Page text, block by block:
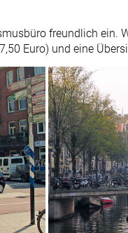
freundlich ein.
Euro) und eine